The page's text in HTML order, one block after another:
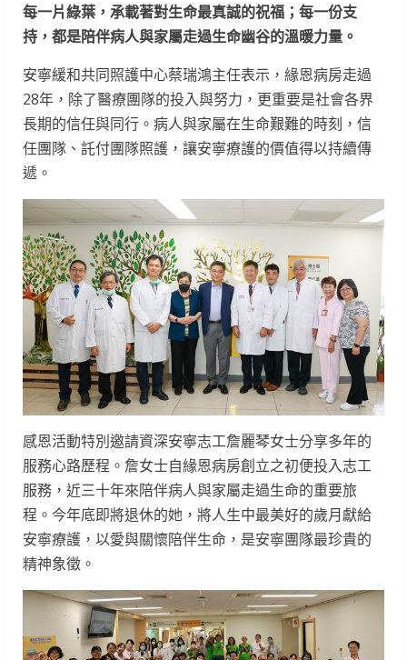
每一片綠葉，承載著對生命最真誠的祝福；每一份支
持，都是陪伴病人與家屬走過生命幽谷的溫暖力量。
安寧緩和共同照護中心蔡瑞鴻主任表示，緣恩病房走過
28年，除了醫療團隊的投入與努力，更重要是社會各界
長期的信任與同行。病人與家屬在生命艱難的時刻，信
任團隊、託付團隊照護，讓安寧療護的價值得以持續傳
遞。
感恩活動特別邀請資深安寧志工詹麗琴女士分享多年的
服務心路歷程。詹女士自緣恩病房創立之初便投入志工
服務，近三十年來陪伴病人與家屬走過生命的重要旅
程。今年底即將退休的她，將人生中最美好的歲月獻給
安寧療護，以愛與關懷陪伴生命，是安寧團隊最珍貴的
精神象徵。